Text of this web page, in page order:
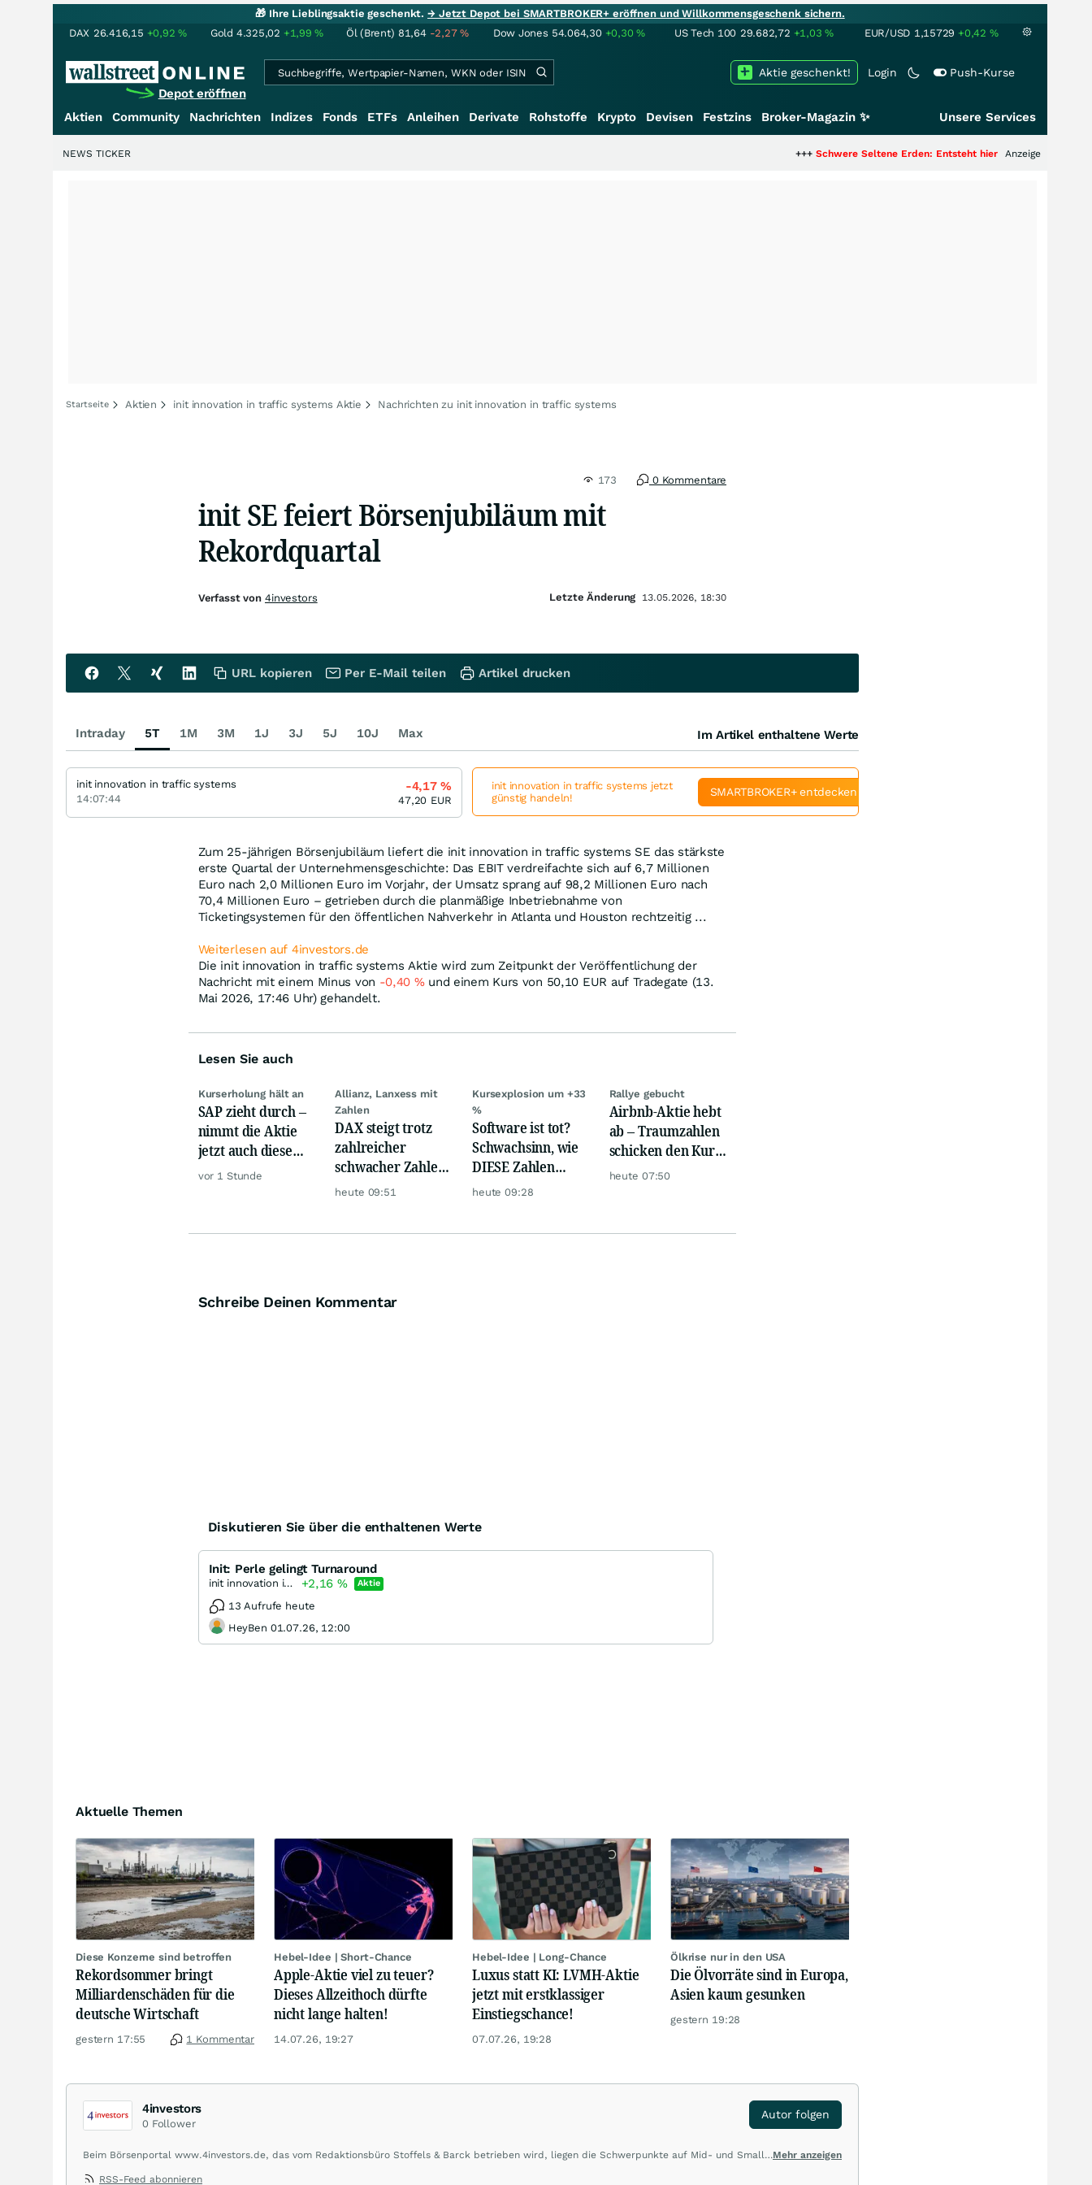
🎁 Ihre Lieblingsaktie geschenkt.→ Jetzt Depot bei SMARTBROKER+ eröffnen und Willkommensgeschenk sichern.
DAX 26.416,15 +0,92% Gold 4.325,02 +1,99% Öl (Brent) 81,64 -2,27% Dow Jones 54.064,30 +0,30% US Tech 100 29.682,72 +1,03% EUR/USD 1,15729 +0,42 %
Depot eröffnen
Login Push-Kurse
Aktie geschenkt!
Aktien Community Nachrichten Indizes Fonds ETFs Anleihen Derivate Rohstoffe Krypto Devisen Festzins Broker-Magazin ✨ Unsere Services
Schwere Seltene Erden: Entsteht hier die nächste Milliardenstory?
Anzeige
NEWS TICKER
Startseite Aktien init innovation in traffic systems Aktie Nachrichten zu init innovation in traffic systems
173 0 Kommentare
init SE feiert Börsenjubiläum mit
Rekordquartal
Zum 25-jährigen Börsenjubiläum liefert die init innovation in traffic systems SE das stärkste
erste Quartal der Unternehmensgeschichte: Das EBIT verdreifachte sich auf 6,7 Millionen
Euro nach 2,0 Millionen Euro im Vorjahr, der Umsatz sprang auf 98,2 Millionen Euro nach
70,4 Millionen Euro – getrieben durch die planmäßige Inbetriebnahme von
Ticketingsystemen für den öffentlichen Nahverkehr in Atlanta und Houston rechtzeitig ...
Weiterlesen auf 4investors.de
Die init innovation in traffic systems Aktie wird zum Zeitpunkt der Veröffentlichung der
Nachricht mit einem Minus von -0,40 %und einem Kurs von 50,10 EUR auf Tradegate (13.
Mai 2026, 17:46 Uhr) gehandelt.
Lesen Sie auch
Kurserholung hält an
SAP zieht durch –
nimmt die Aktie
jetzt auch diese
Hürde?
vor 1 Stunde
Allianz, Lanxess mit
Zahlen
DAX steigt trotz
zahlreicher
schwacher Zahlen,
Gold und Öl teurer
heute 09:51
Kursexplosion um +33
%
Software ist tot?
Schwachsinn, wie
DIESE Zahlen
zeigen!
heute 09:28
Rallye gebucht
Airbnb-Aktie hebt
ab – Traumzahlen
schicken den Kurs
auf Reisen
heute 07:50
Schreibe Deinen Kommentar
Diskutieren Sie über die enthaltenen Werte
Init: Perle gelingt Turnaround
init innovation in traffic systems +2,16 % Aktie
13 Aufrufe heute
HeyBen 01.07.26, 12:00
Aktuelle Themen
Diese Konzerne sind betroffen
Rekordsommer bringt
Milliardenschäden für die
deutsche Wirtschaft
gestern 17:55 1 Kommentar
Hebel-Idee | Short-Chance
Apple-Aktie viel zu teuer?
Dieses Allzeithoch dürfte
nicht lange halten!
14.07.26, 19:27
Hebel-Idee | Long-Chance
Luxus statt KI: LVMH-Aktie
jetzt mit erstklassiger
Einstiegschance!
07.07.26, 19:28
Ölkrise nur in den USA
Die Ölvorräte sind in Europa,
Asien kaum gesunken
gestern 19:28
4investors
0 Follower
Autor folgen
Mehr anzeigen
Beim Börsenportal www.4investors.de, das vom Redaktionsbüro Stoffels & Barck betrieben wird, liegen die Schwerpunkte auf Mid- und Small
RSS-Feed abonnieren
Verfasst von 4investors Letzte Änderung 13.05.2026, 18:30
URL kopieren Per E-Mail teilen Artikel drucken
Intraday 5T 1M 3M 1J 3J 5J 10J Max Im Artikel enthaltene Werte
init innovation in traffic systems
14:07:44
-4,17%
47,20 EUR
init innovation in traffic systems jetzt
günstig handeln!
SMARTBROKER+ entdecken